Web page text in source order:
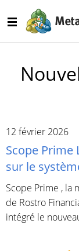
12 février 2026
Scope
sur le
Scope Prime ,
de Rostro
intégré le